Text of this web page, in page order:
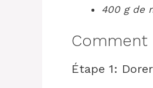
400 g de
Comment
Étape 1: